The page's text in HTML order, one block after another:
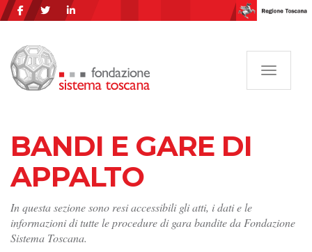
BANDI E GARE DI
APPALTO
In questa sezione sono resi accessibili gli atti, i dati e le
informazioni di tutte le procedure di gara bandite da Fondazione
Sistema Toscana.